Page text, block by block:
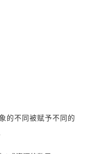
的不同被赋予不同的